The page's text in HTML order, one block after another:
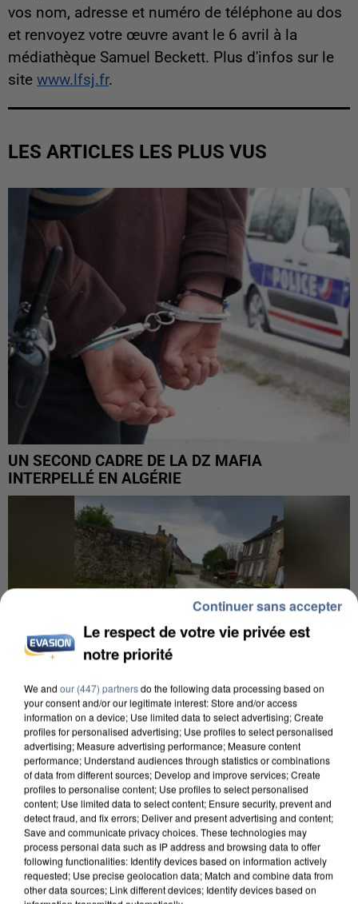
vos nom, adresse et numéro de téléphone au dos
et renvoyez votre œuvre avant le 6 avril à la
médiathèque Samuel Beckett. Plus d'infos sur le
site www.lfsj.fr.
LES ARTICLES LES PLUS VUS
UN SECOND CADRE DE LA DZ MAFIA
INTERPELLÉ EN ALGÉRIE
UNE TOURISTE DE L’OISE EMPORTÉE PAR UNE
COULÉE DE BOUE EN HAUTE-SAVOIE
Le respect de votre vie privée est
notre priorité
We and our (447) partnersdo the following data processing based on
your consent and/or our legitimate interest: Store and/or access
information on a device; Use limited data to select advertising; Create
profiles for personalised advertising; Use profiles to select personalised
advertising; Measure advertising performance; Measure content
performance; Understand audiences through statistics or combinations
of data from different sources; Develop and improve services; Create
profiles to personalise content; Use profiles to select personalised
content; Use limited data to select content; Ensure security, prevent and
detect fraud, and fix errors; Deliver and present advertising and content;
Save and communicate privacy choices. These technologies may
process personal data such as IP address and browsing data to offer
following functionalities: Identify devices based on information actively
requested; Use precise geolocation data; Match and combine data from
other data sources; Link different devices; Identify devices based on
Continuer sans accepter